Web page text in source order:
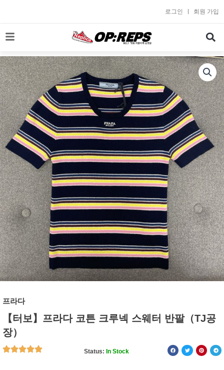
로
너
뛰
기
로그인 회원 가입
프라다
【터보】프라다 코튼 크루넥 스웨터 반팔（TJ공
장）
Status: In Stock